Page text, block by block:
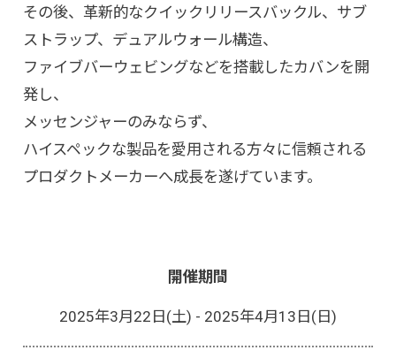
その後、革新的なクイックリリースバックル、サブ
ストラップ、デュアルウォール構造、
ファイブバーウェビングなどを搭載したカバンを開
発し、
メッセンジャーのみならず、
ハイスペックな製品を愛用される方々に信頼される
プロダクトメーカーへ成長を遂げています。
開催期間
2025年3月22日(土) - 2025年4月13日(日)